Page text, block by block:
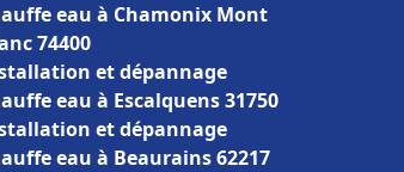
eau à Chamonix Mont
74400
et dépannage
eau à Escalquens 31750
et dépannage
eau à Beaurains 62217